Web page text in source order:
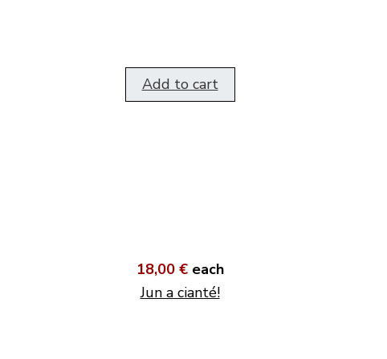
Add to cart
18,00 € each
Jun a cianté!